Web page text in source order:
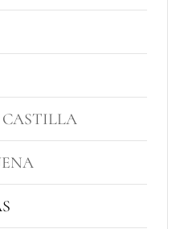
CASTILLA